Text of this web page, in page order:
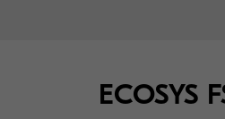
ECOSYS